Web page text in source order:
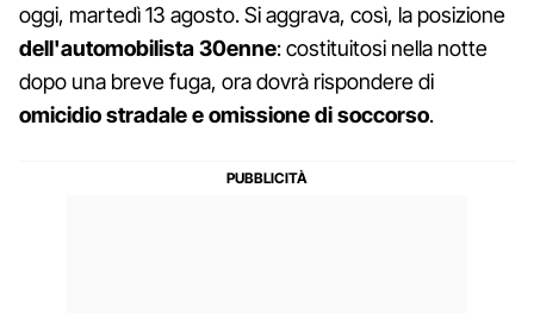
oggi, martedì 13 agosto. Si aggrava, così, la posizione
dell'automobilista 30enne: costituitosi nella notte
dopo una breve fuga, ora dovrà rispondere di
omicidio stradale e omissione di soccorso.